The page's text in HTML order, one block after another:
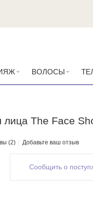
ВОЛОСЫ
лица The Face
(2) Добавьте ваш отзыв
Сообщить о